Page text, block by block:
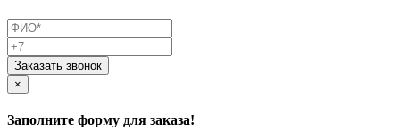
Заказать звонок
×
Заполните форму для заказа!